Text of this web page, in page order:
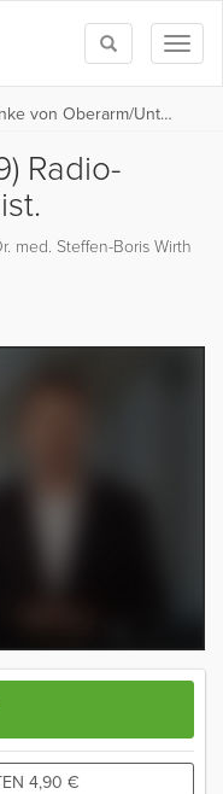
Toggle
search
Obere Extremität: Knochen und Gelenke von Oberarm/Unterarm/Hand
Radio-
med. Steffen-Boris Wirth
4,90 €